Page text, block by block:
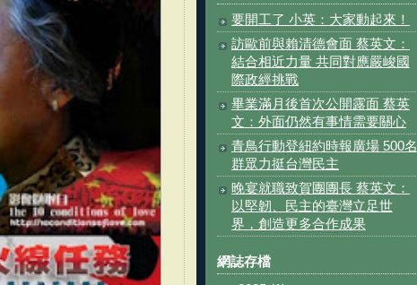
要開工了 小英：大家動起來！
訪歐前與賴清德會面 蔡英文：
結合相近力量 共同對應嚴峻國
際政經挑戰
畢業滿月後首次公開露面 蔡英
文：外面仍然有事情需要關心
青鳥行動登紐約時報廣場 500名
群眾力挺台灣民主
晚宴就職致賀團團長 蔡英文：
以堅韌、民主的臺灣立足世
界，創造更多合作成果
網誌存檔